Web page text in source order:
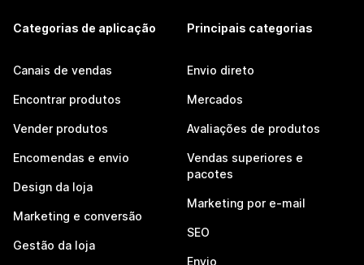
Categorias de aplicação
Canais de vendas
Encontrar produtos
Vender produtos
Encomendas e envio
Design da loja
Marketing e conversão
Gestão da loja
Principais categorias
Envio direto
Mercados
Avaliações de produtos
Vendas superiores e
pacotes
Marketing por e-mail
SEO
Envio